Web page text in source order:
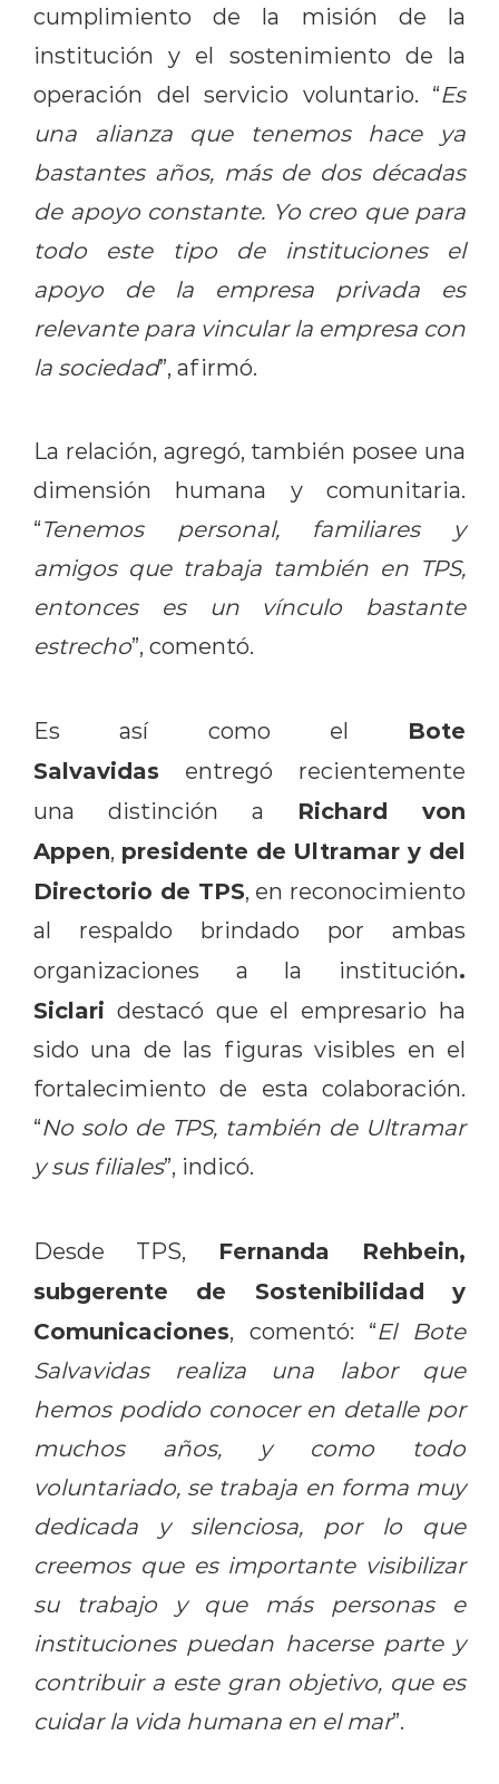
cumplimiento de la misión de la
institución y el sostenimiento de la
operación del servicio voluntario. “Es
una alianza que tenemos hace ya
bastantes años, más de dos décadas
de apoyo constante. Yo creo que para
todo este tipo de instituciones el
apoyo de la empresa privada es
relevante para vincular la empresa con
la sociedad”, afirmó.
La relación, agregó, también posee una
dimensión humana y comunitaria.
“Tenemos personal, familiares y
amigos que trabaja también en TPS,
entonces es un vínculo bastante
estrecho”, comentó.
Es así como el Bote
Salvavidas entregó recientemente
una distinción a Richard von
Appen, presidente de Ultramar y del
Directorio de TPS, en reconocimiento
al respaldo brindado por ambas
organizaciones a la institución.
Siclari destacó que el empresario ha
sido una de las figuras visibles en el
fortalecimiento de esta colaboración.
“No solo de TPS, también de Ultramar
y sus filiales”, indicó.
Desde TPS, Fernanda Rehbein,
subgerente de Sostenibilidad y
Comunicaciones, comentó: “El Bote
Salvavidas realiza una labor que
hemos podido conocer en detalle por
muchos años, y como todo
voluntariado, se trabaja en forma muy
dedicada y silenciosa, por lo que
creemos que es importante visibilizar
su trabajo y que más personas e
instituciones puedan hacerse parte y
contribuir a este gran objetivo, que es
cuidar la vida humana en el mar”.